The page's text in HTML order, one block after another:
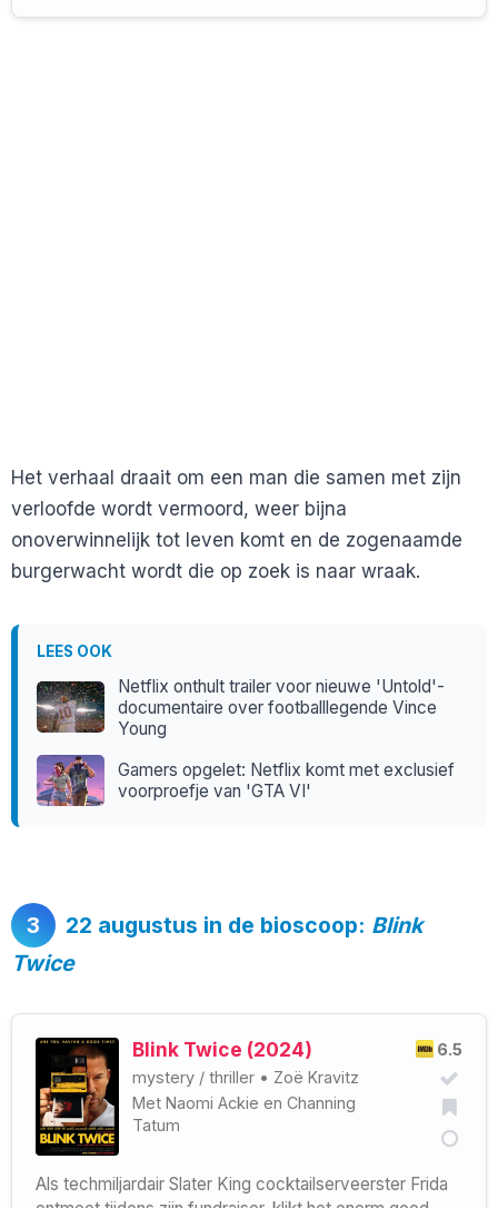
Het verhaal draait om een man die samen met zijn
verloofde wordt vermoord, weer bijna
onoverwinnelijk tot leven komt en de zogenaamde
burgerwacht wordt die op zoek is naar wraak.
LEES OOK
Netflix onthult trailer voor nieuwe 'Untold'-
documentaire over footballlegende Vince
Young
Gamers opgelet: Netflix komt met exclusief
voorproefje van 'GTA VI'
3 22 augustus in de bioscoop: Blink
Twice
6.5
Blink Twice (2024)
mystery / thriller • Zoë Kravitz
Met Naomi Ackie en Channing
Tatum
Als techmiljardair Slater King cocktailserveerster Frida